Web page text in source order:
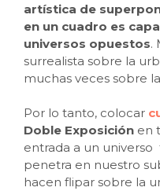
artística de
en un cuadro es
universos opuestos.
surrealista sobre la
muchas veces sobre
Por lo tanto, colocar
Doble Exposición en
entrada a un
penetra en nuestro
hacen flipar sobre la